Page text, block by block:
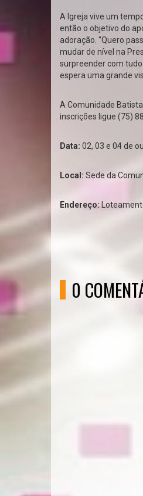
A Igreja vive um
então o objetivo do
adoração. “Quero
mudar de nível na
surpreender com
espera uma grande
A Comunidade
inscrições ligue (75)
Data: 02, 03 e 04 de
Local: Sede da
Endereço:
0